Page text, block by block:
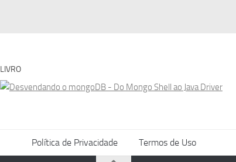
LIVRO
Política de Privacidade Termos de Uso